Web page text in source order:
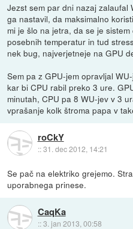
Jezst sem par dni nazaj zalaufal
ga nastavil, da maksimalno
mi je šlo na jetra, da se je
posebnih temperatur in tud
nek bug, najverjetneje na GPU
Sem pa z GPU-jem opravljal
kar bi CPU rabil preko 3 ure.
minutah, CPU pa 8 WU-jev v 3
vprašanje kolk štroma papa v
roCkY
::31. dec 2012, 14:21
Se pač na elektriko grejemo.
uporabnega prinese.
CaqKa
::3. jan 2013, 00:58